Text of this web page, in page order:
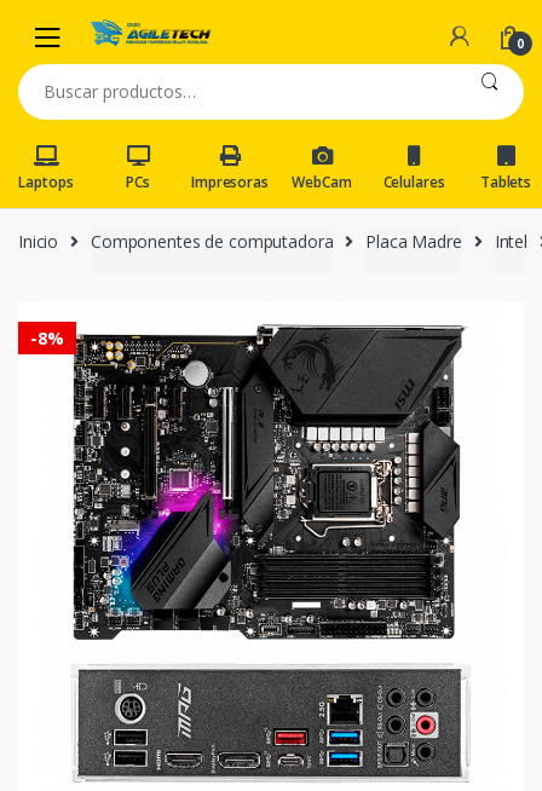
navigation
content
0
Buscar
por:
Laptops PCs Impresoras WebCam Celulares Tablets
Inicio Componentes de computadora Placa Madre Intel
-8%